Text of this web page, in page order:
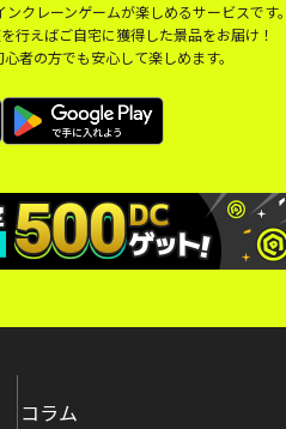
クレーンゲームが楽しめるサービスです
行えばご自宅に獲得した景品をお届け！
者の方でも安心して楽しめます。
コラム